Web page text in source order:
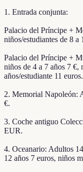
1. Entrada conjunta:
Palacio del Príncipe +
niños/estudiantes de 8
Palacio del Príncipe +
niños de 4 a 7 años 7 €,
años/estudiante 11 euros.
2. Memorial Napoleón:
€.
3. Coche antiguo
EUR.
4. Oceanario: Adultos
12 años 7 euros, niños